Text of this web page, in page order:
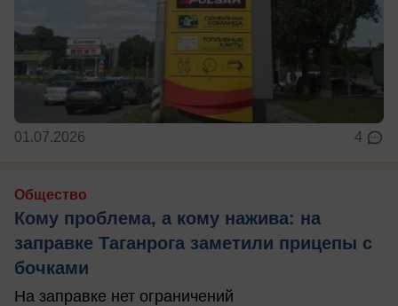
01.07.2026 4
Общество
Кому проблема, а кому нажива: на
заправке Таганрога заметили прицепы с
бочками
На заправке нет ограничений